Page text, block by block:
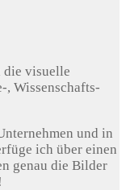
die visuelle
Wissenschafts-
und in
ich über einen
genau die Bilder